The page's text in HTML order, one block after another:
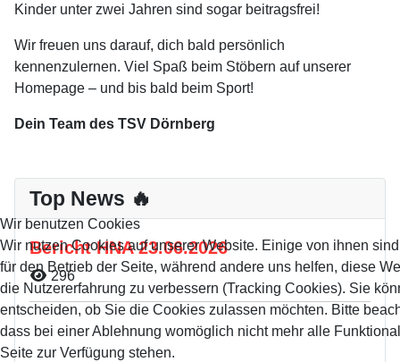
Kinder unter zwei Jahren sind sogar beitragsfrei!
Wir freuen uns darauf, dich bald persönlich
kennenzulernen. Viel Spaß beim Stöbern auf unserer
Homepage – und bis bald beim Sport!
Dein Team des TSV Dörnberg
Top News 🔥
Bericht HNA 23.06.2026
Details
296
Wir benutzen Cookies
Wir nutzen Cookies auf unserer Website. Einige von ihnen
für den Betrieb der Seite, während andere uns helfen, diese
die Nutzererfahrung zu verbessern (Tracking Cookies). Sie
entscheiden, ob Sie die Cookies zulassen möchten. Bitte
dass bei einer Ablehnung womöglich nicht mehr alle
Seite zur Verfügung stehen.